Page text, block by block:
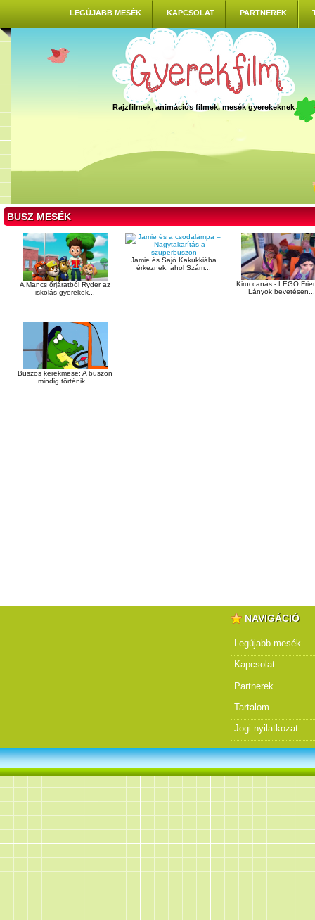
LEGÚJABB MESÉK KAPCSOLAT PARTNEREK
Rajzfilmek, animációs filmek, mesék gyerekeknek
BUSZ MESÉK
A Mancs őrjáratból Ryder az
iskolás gyerekek...
Jamie és Sajó Kakukkiába
érkeznek, ahol Szám...
Kiruccanás - LEGO
Lányok
Buszos kerekmese: A buszon
mindig történik...
NAVIGÁCIÓ
Legújabb mesék
Kapcsolat
Partnerek
Tartalom
Jogi nyilatkozat